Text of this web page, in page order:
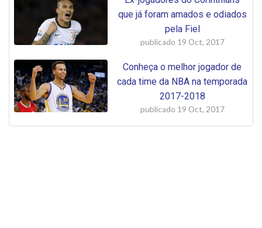
que já foram amados e odiados
pela Fiel
publicado 19 Oct, 2017
Conheça o melhor jogador de
cada time da NBA na temporada
2017-2018
publicado 19 Oct, 2017